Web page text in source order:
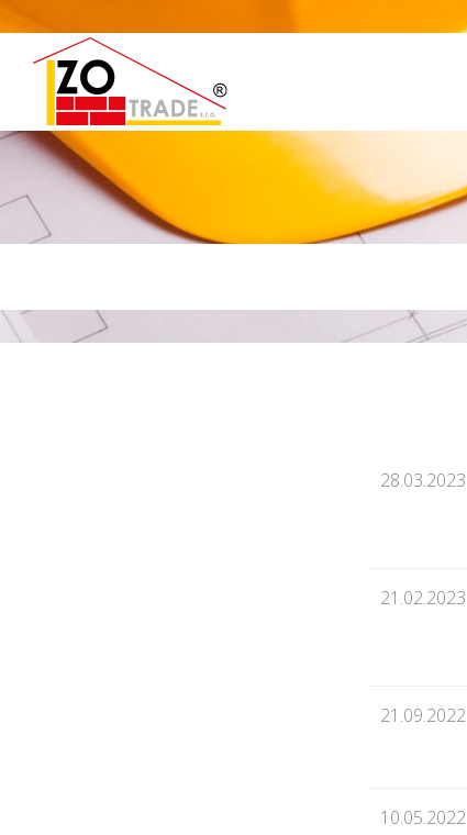
28.03.2023
21.02.2023
21.09.2022
10.05.2022